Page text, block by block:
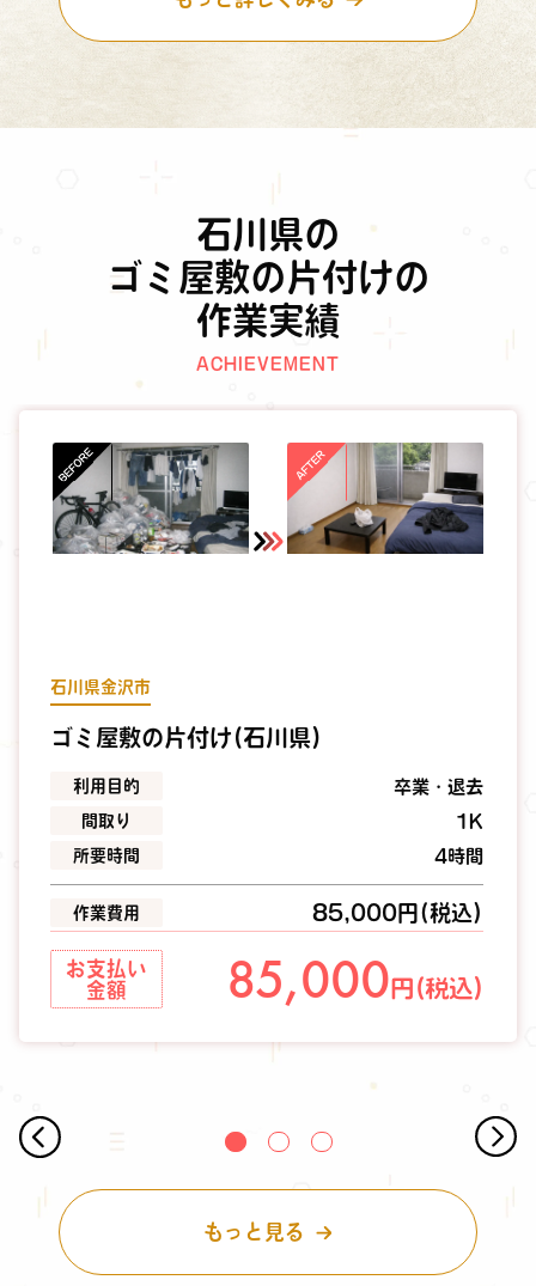
石川県の
ゴミ屋敷の片付けの
作業実績
ACHIEVEMENT
石川県金沢市
ゴミ屋敷の片付け(石川県)
利用目的 卒業・退去
間取り 1K
所要時間 4時間
作業費用 85,000円(税込)
お支払い
金額
85,000円(税込)
もっと見る